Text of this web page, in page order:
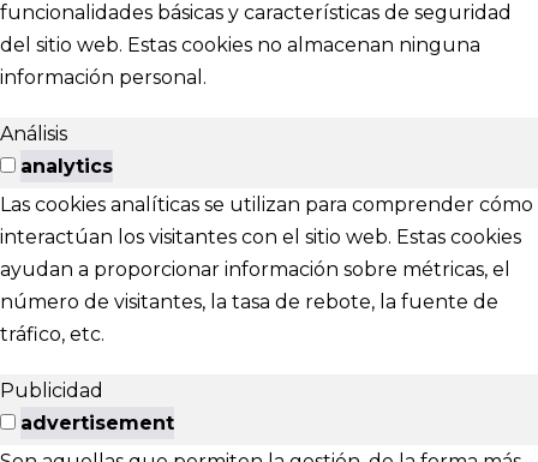
funcionalidades básicas y características de seguridad
del sitio web. Estas cookies no almacenan ninguna
información personal.
Análisis
analytics
Las cookies analíticas se utilizan para comprender cómo
interactúan los visitantes con el sitio web. Estas cookies
ayudan a proporcionar información sobre métricas, el
número de visitantes, la tasa de rebote, la fuente de
tráfico, etc.
Publicidad
advertisement